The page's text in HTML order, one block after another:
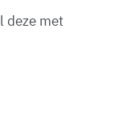
deze met